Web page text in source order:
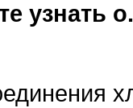
узнать